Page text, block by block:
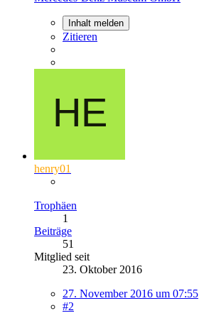
Inhalt melden
Zitieren
henry01
Trophäen
1
Beiträge
51
Mitglied seit
23. Oktober 2016
27. November 2016 um 07:55
#2